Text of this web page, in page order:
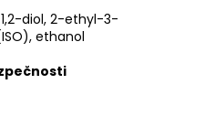
diol, 2-ethyl-3-
ethanol